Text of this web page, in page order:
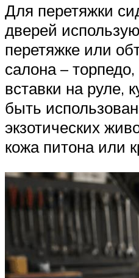
Для перетяжки
дверей
перетяжке или
салона –
вставки на руле,
быть
экзотических
кожа питона или